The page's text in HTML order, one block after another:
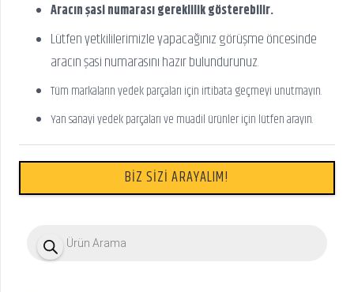
Aracın şasi numarası gereklilik gösterebilir.
Lütfen yetkililerimizle yapacağınız görüşme öncesinde
aracın şasi numarasını hazır bulundurunuz.
Tüm markaların yedek parçaları için irtibata geçmeyi unutmayın.
Yan sanayi yedek parçaları ve muadil ürünler için lütfen arayın.
BİZ SİZİ ARAYALIM!